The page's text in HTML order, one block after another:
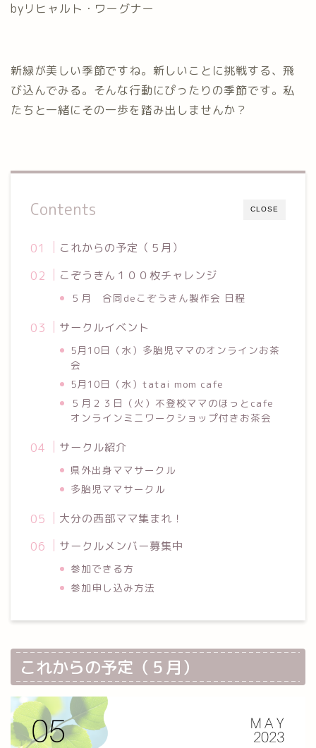
byリヒャルト・ワーグナー
新緑が美しい季節ですね。新しいことに挑戦する、飛
び込んでみる。そんな行動にぴったりの季節です。私
たちと一緒にその一歩を踏み出しませんか？
CLOSE
Contents
これからの予定（５月）
こぞうきん１００枚チャレンジ
５月 合同deこぞうきん製作会 日程
サークルイベント
5月10日（水）多胎児ママのオンラインお茶
会
5月10日（水）tatai mom cafe
５月２３日（火）不登校ママのほっとcafe
オンラインミニワークショップ付きお茶会
サークル紹介
県外出身ママサークル
多胎児ママサークル
大分の西部ママ集まれ！
サークルメンバー募集中
参加できる方
参加申し込み方法
これからの予定（５月）